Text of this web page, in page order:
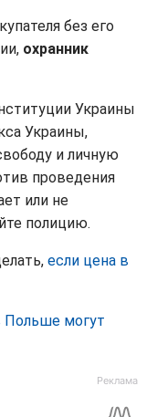
без его
охранник
Украины
Украины,
и личную
проведения
или не
полицию.
если цена в
Польше могут